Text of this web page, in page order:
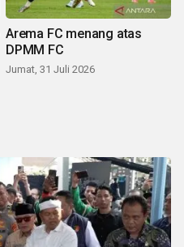
Arema FC menang atas
DPMM FC
Jumat, 31 Juli 2026